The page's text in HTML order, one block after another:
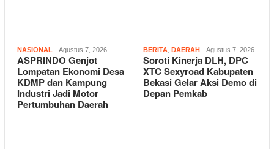
NASIONAL Agustus 7, 2026
ASPRINDO Genjot
Lompatan Ekonomi Desa
KDMP dan Kampung
Industri Jadi Motor
Pertumbuhan Daerah
BERITA, DAERAH Agustus 7, 2026
Soroti Kinerja DLH, DPC
XTC Sexyroad Kabupaten
Bekasi Gelar Aksi Demo di
Depan Pemkab